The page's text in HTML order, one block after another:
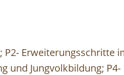
P2- Erweiterungsschritte
und Jungvolkbildung;